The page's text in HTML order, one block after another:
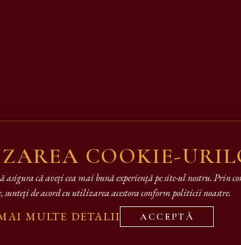
COOKIE-
asigura că aveți cea mai bună experiență pe site-ul nostru. Prin
sunteți de acord cu utilizarea acestora conform politicii noastre.
MULTE DETALII ACCEPTĂ